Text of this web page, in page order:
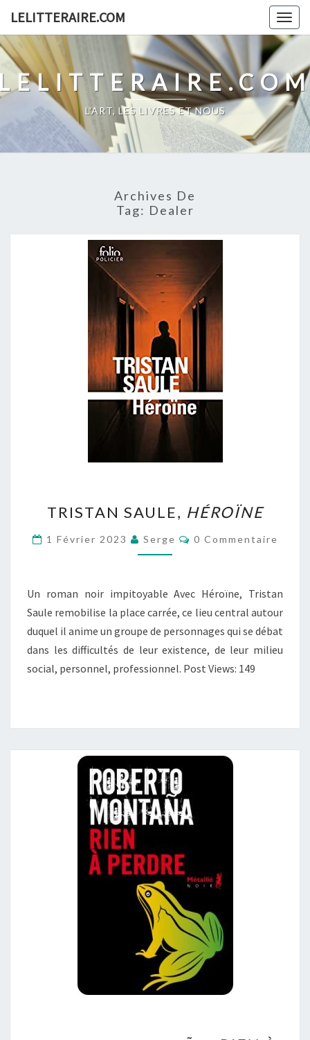
content
LELITTERAIRE.COM
L'ART, LES LIVRES ET NOUS
Archives De
Tag: Dealer
SAULE,
HÉROÏNE
TRISTAN SAULE, HÉROÏNE
1 Février 2023 Serge Commentaires
0 Commentaire
Un roman noir impitoyable Avec Héroïne, Tristan
Saule remobilise la place carrée, ce lieu central autour
duquel il anime un groupe de personnages qui se débat
dans les difficultés de leur existence, de leur milieu
social, personnel, professionnel. Post Views: 149